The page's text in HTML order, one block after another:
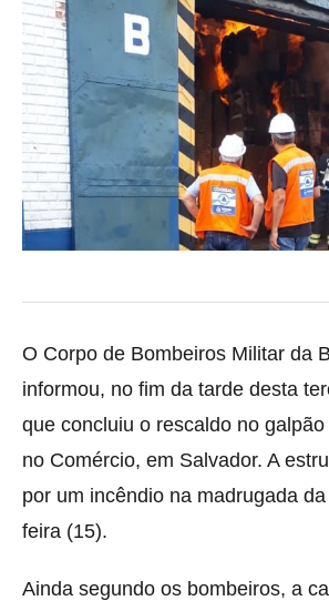
O Corpo de Bombeiros Militar da
informou, no fim da tarde desta
que concluiu o rescaldo no
no Comércio, em Salvador. A
por um incêndio na madrugada
feira (15).
Ainda segundo os bombeiros, a